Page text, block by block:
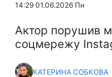
14:29 01.06.2026 Пн
Актор порушив
соцмережу
КАТЕРИНА СОБКОВА